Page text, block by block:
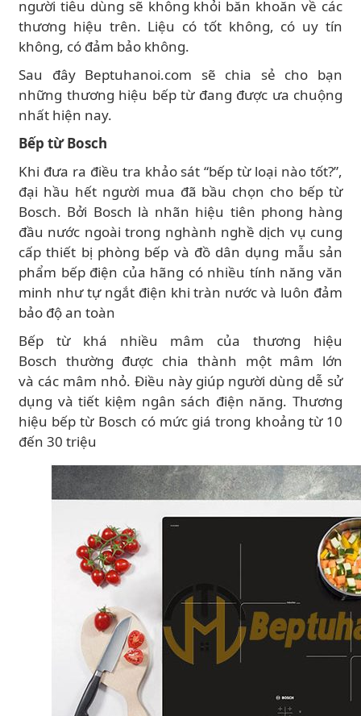
người tiêu dùng sẽ không khỏi băn khoăn về các
thương hiệu trên. Liệu có tốt không, có uy tín
không, có đảm bảo không.
Sau đây Beptuhanoi.com sẽ chia sẻ cho bạn
những thương hiệu bếp từ đang được ưa chuộng
nhất hiện nay.
Bếp từ Bosch
Khi đưa ra điều tra khảo sát “bếp từ loại nào tốt?”,
đại hầu hết người mua đã bầu chọn cho bếp từ
Bosch. Bởi Bosch là nhãn hiệu tiên phong hàng
đầu nước ngoài trong nghành nghề dịch vụ cung
cấp thiết bị phòng bếp và đồ dân dụng mẫu sản
phẩm bếp điện của hãng có nhiều tính năng văn
minh như tự ngắt điện khi tràn nước và luôn đảm
bảo độ an toàn
Bếp từ khá nhiều mâm của thương hiệu
Bosch thường được chia thành một mâm lớn
và các mâm nhỏ. Điều này giúp người dùng dễ sử
dụng và tiết kiệm ngân sách điện năng. Thương
hiệu bếp từ Bosch có mức giá trong khoảng từ 10
đến 30 triệu